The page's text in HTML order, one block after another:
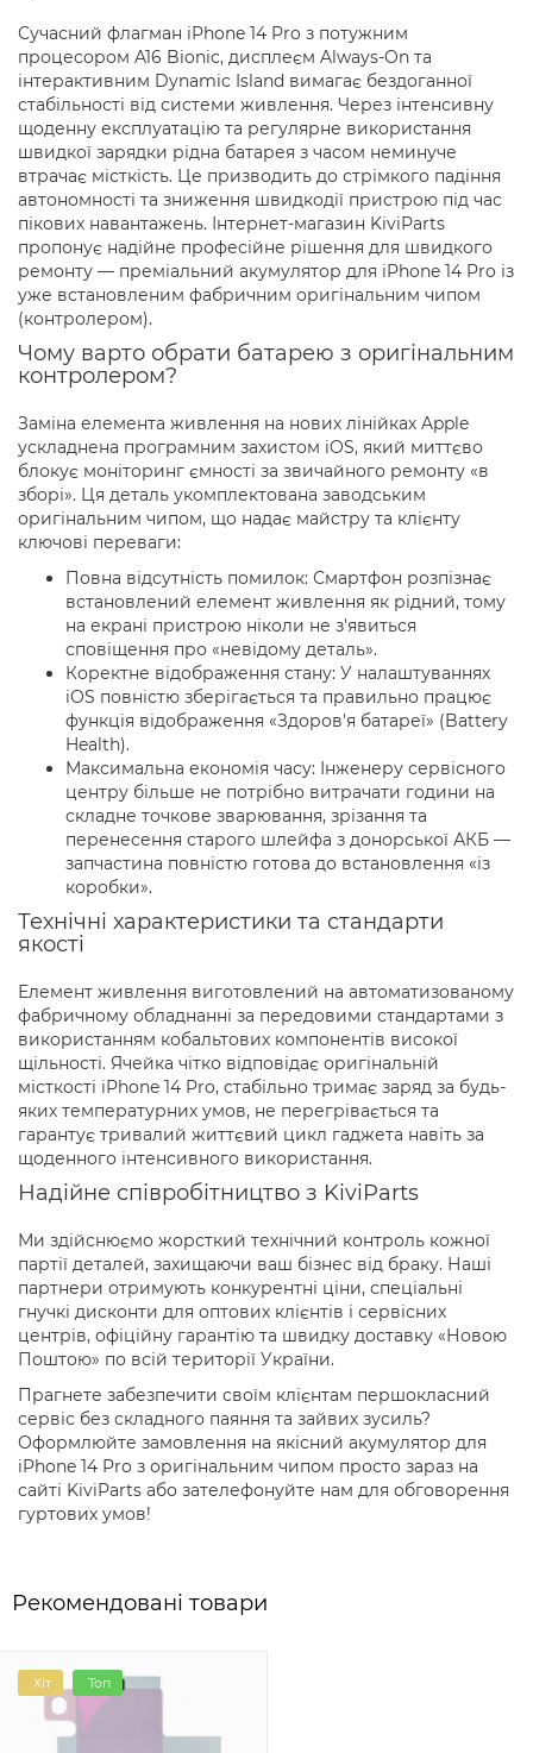
Сучасний флагман iPhone 14 Pro з потужним
процесором A16 Bionic, дисплеєм Always-On та
інтерактивним Dynamic Island вимагає бездоганної
стабільності від системи живлення. Через інтенсивну
щоденну експлуатацію та регулярне використання
швидкої зарядки рідна батарея з часом неминуче
втрачає місткість. Це призводить до стрімкого падіння
автономності та зниження швидкодії пристрою під час
пікових навантажень. Інтернет-магазин KiviParts
пропонує надійне професійне рішення для швидкого
ремонту — преміальний акумулятор для iPhone 14 Pro із
уже встановленим фабричним оригінальним чипом
(контролером).
Чому варто обрати батарею з оригінальним
контролером?
Заміна елемента живлення на нових лінійках Apple
ускладнена програмним захистом iOS, який миттєво
блокує моніторинг ємності за звичайного ремонту «в
зборі». Ця деталь укомплектована заводським
оригінальним чипом, що надає майстру та клієнту
ключові переваги:
Повна відсутність помилок: Смартфон розпізнає
встановлений елемент живлення як рідний, тому
на екрані пристрою ніколи не з'явиться
сповіщення про «невідому деталь».
Коректне відображення стану: У налаштуваннях
iOS повністю зберігається та правильно працює
функція відображення «Здоров'я батареї» (Battery
Health).
Максимальна економія часу: Інженеру сервісного
центру більше не потрібно витрачати години на
складне точкове зварювання, зрізання та
перенесення старого шлейфа з донорської АКБ —
запчастина повністю готова до встановлення «із
коробки».
Технічні характеристики та стандарти
якості
Елемент живлення виготовлений на автоматизованому
фабричному обладнанні за передовими стандартами з
використанням кобальтових компонентів високої
щільності. Ячейка чітко відповідає оригінальній
місткості iPhone 14 Pro, стабільно тримає заряд за будь-
яких температурних умов, не перегрівається та
гарантує тривалий життєвий цикл гаджета навіть за
щоденного інтенсивного використання.
Надійне співробітництво з KiviParts
Ми здійснюємо жорсткий технічний контроль кожної
партії деталей, захищаючи ваш бізнес від браку. Наші
партнери отримують конкурентні ціни, спеціальні
гнучкі дисконти для оптових клієнтів і сервісних
центрів, офіційну гарантію та швидку доставку «Новою
Поштою» по всій території України.
Прагнете забезпечити своїм клієнтам першокласний
сервіс без складного паяння та зайвих зусиль?
Оформлюйте замовлення на якісний акумулятор для
iPhone 14 Pro з оригінальним чипом просто зараз на
сайті KiviParts або зателефонуйте нам для обговорення
гуртових умов!
Рекомендовані товари
Хіт Топ